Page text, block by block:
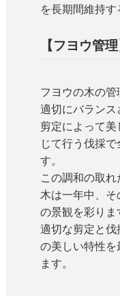
を長期間維持す
【フヨウ管理
フヨウの木の
適切にバランス
剪定によって
じて行う伐採
す。
この調和の取
木は一年中、
の景観を彩りま
適切な剪定と
の美しい特性
ます。